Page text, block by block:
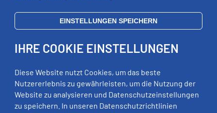
Di:
09:00 - 12:00 Uhr, 13:00 - 18:00 Uhr
Mi:
geschlossen
Fr:
09:00 - 12:00 Uhr
RECHTLICHES
EINSTELLUNGEN SPEICHERN
IHRE COOKIE EINSTELLUNGEN
Diese Website nutzt Cookies, um das beste
Nutzererlebnis zu gewährleisten, um die Nutzung der
Website zu analysieren und Datenschutzeinstellungen
zu speichern. In unseren Datenschutzrichtlinien